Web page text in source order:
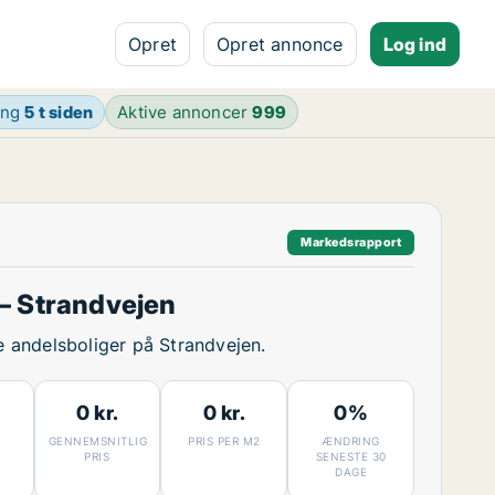
Opret Opret annonce Log ind
5 t siden Aktive annoncer999
Markedsrapport
Strandvejen
andelsboliger på Strandvejen.
0 kr.
GENNEMSNITLIG
PRIS
0 kr.
PRIS PER M2
0%
ÆNDRING
SENESTE 30
DAGE